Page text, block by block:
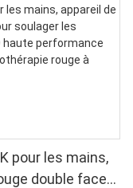
pour les mains,
double face